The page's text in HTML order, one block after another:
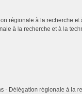
à la recherche et à la